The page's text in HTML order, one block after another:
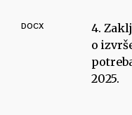
DOCX
4.
o
2025.